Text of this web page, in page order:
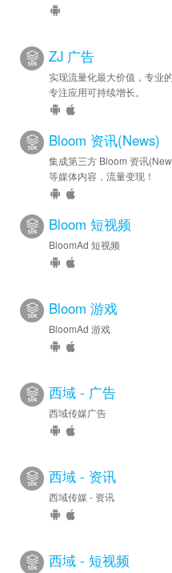
ZJ 广告
实现流量化最大价值，专业
专注应用可持续增长。
Bloom 资讯(News)
集成第三方 Bloom 资讯
等媒体内容，流量变现！
Bloom 短视频
BloomAd 短视频
Bloom 游戏
BloomAd 游戏
西域 - 广告
西域传媒广告
西域 - 资讯
西域传媒 - 资讯
西域 - 短视频